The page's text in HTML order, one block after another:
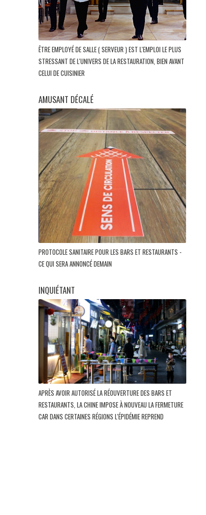
ÊTRE EMPLOYÉ DE SALLE ( SERVEUR ) EST L'EMPLOI LE PLUS
STRESSANT DE L'UNIVERS DE LA RESTAURATION, BIEN AVANT
CELUI DE CUISINIER
AMUSANT DÉCALÉ
PROTOCOLE SANITAIRE POUR LES BARS ET RESTAURANTS -
CE QUI SERA ANNONCÉ DEMAIN
INQUIÉTANT
APRÈS AVOIR AUTORISÉ LA RÉOUVERTURE DES BARS ET
RESTAURANTS, LA CHINE IMPOSE À NOUVEAU LA FERMETURE
CAR DANS CERTAINES RÉGIONS L'ÉPIDÉMIE REPREND